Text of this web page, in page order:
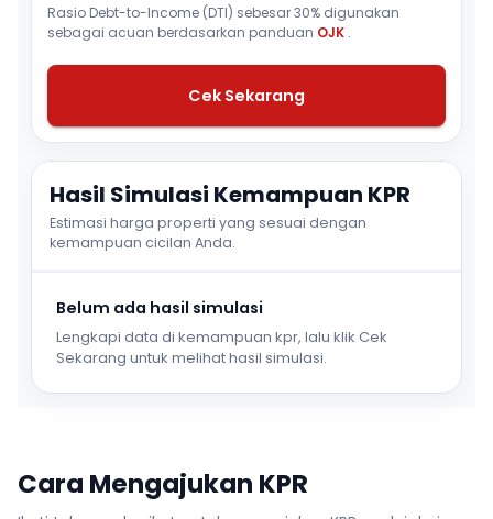
Rasio Debt-to-Income (DTI) sebesar 30% digunakan
sebagai acuan berdasarkan panduan OJK .
Cek Sekarang
Hasil Simulasi Kemampuan KPR
Estimasi harga properti yang sesuai dengan
kemampuan cicilan Anda.
Belum ada hasil simulasi
Lengkapi data di kemampuan kpr, lalu klik Cek
Sekarang untuk melihat hasil simulasi.
Cara Mengajukan KPR